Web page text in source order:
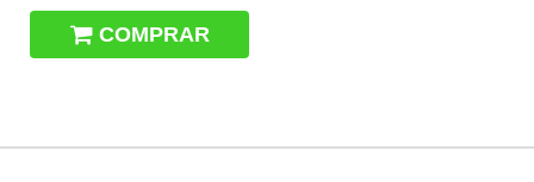
COMPRAR